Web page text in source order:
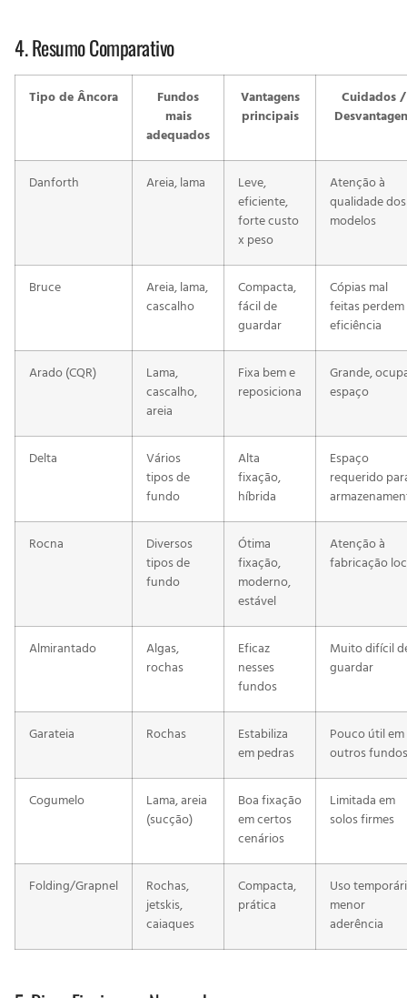
4. Resumo Comparativo
Tipo de Âncora Fundos
mais
adequados
Vantagens
principais
Cuidados /
Danforth Areia, lama Leve,
eficiente,
forte custo
x peso
Atenção à
qualidade dos
modelos
Bruce Areia, lama,
cascalho
Compacta,
fácil de
guardar
Cópias mal
feitas perdem
eficiência
Arado (CQR)
Lama,
cascalho,
areia
Fixa bem e
reposiciona
Grande,
espaço
Delta Vários
tipos de
fundo
Alta
fixação,
híbrida
Espaço
requerido
Rocna
Diversos
tipos de
fundo
Ótima
fixação,
moderno,
estável
Atenção à
fabricação
Almirantado Algas,
rochas
Eficaz
nesses
fundos
Muito difícil
guardar
Garateia Rochas Estabiliza
em pedras
Pouco útil em
outros
Cogumelo
Lama, areia
(sucção)
Boa fixação
em certos
cenários
Limitada em
solos firmes
Folding/Grapnel Rochas,
jetskis,
caiaques
Compacta,
prática
Uso
menor
aderência